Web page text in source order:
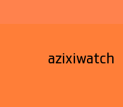
azixiwatch